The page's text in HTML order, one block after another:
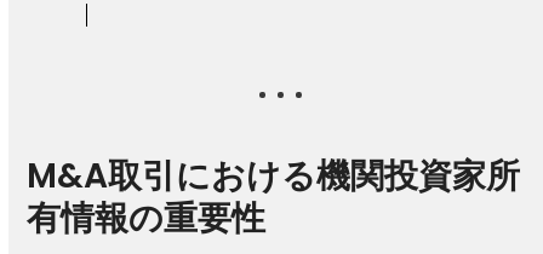
M&A取引における機関投資家所
有情報の重要性